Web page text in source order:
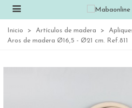
Inicio > Artículos de madera >
Aros de madera Ø16,5 - Ø21 cm. Ref.811